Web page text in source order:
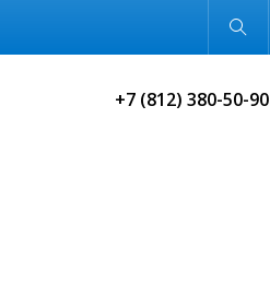
Обычная версия
+7 (812) 380-50-90